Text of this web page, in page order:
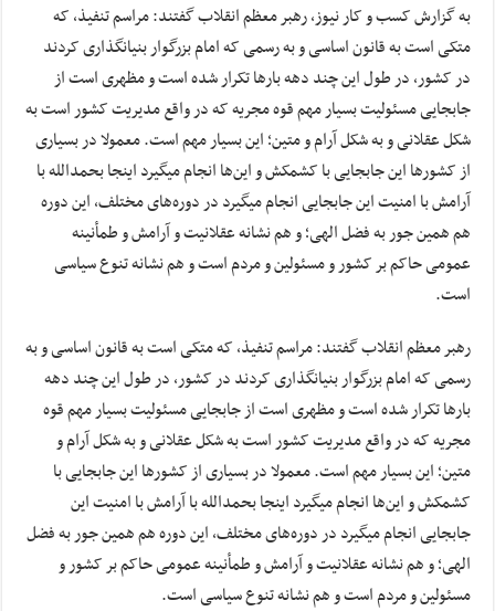
به گزارش کسب و کار نیوز، رهبر معظم انقلاب گفتند: مراسم تنفیذ، که
متکی است به قانون اساسی و به رسمی که امام بزرگوار بنیانگذاری کردند
در کشور، در طول این چند دهه بارها تکرار شده است و مظهری است از
جابجایی مسئولیت بسیار مهم قوه مجریه که در واقع مدیریت کشور است به
شکل عقلانی و به شکل آرام و متین؛ این بسیار مهم است. معمولا در بسیاری
از کشورها این جابجایی با کشمکش و این‌ها انجام میگیرد اینجا بحمدالله با
آرامش با امنیت این جابجایی انجام میگیرد در دوره‌های مختلف، این دوره
هم همین جور به فضل الهی؛ و هم نشانه عقلانیت و آرامش و طمأنینه
عمومی حاکم بر کشور و مسئولین و مردم است و هم نشانه تنوع سیاسی
است.
رهبر معظم انقلاب گفتند: مراسم تنفیذ، که متکی است به قانون اساسی و به
رسمی که امام بزرگوار بنیانگذاری کردند در کشور، در طول این چند دهه
بارها تکرار شده است و مظهری است از جابجایی مسئولیت بسیار مهم قوه
مجریه که در واقع مدیریت کشور است به شکل عقلانی و به شکل آرام و
متین؛ این بسیار مهم است. معمولا در بسیاری از کشورها این جابجایی با
کشمکش و این‌ها انجام میگیرد اینجا بحمدالله با آرامش با امنیت این
جابجایی انجام میگیرد در دوره‌های مختلف، این دوره هم همین جور به فضل
الهی؛ و هم نشانه عقلانیت و آرامش و طمأنینه عمومی حاکم بر کشور و
مسئولین و مردم است و هم نشانه تنوع سیاسی است.